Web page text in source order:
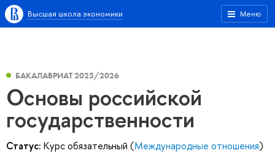
Меню
Высшая школа экономики
БАКАЛАВРИАТ 2025/2026
Основы российской
государственности
Статус: Курс обязательный (Международные отношения)